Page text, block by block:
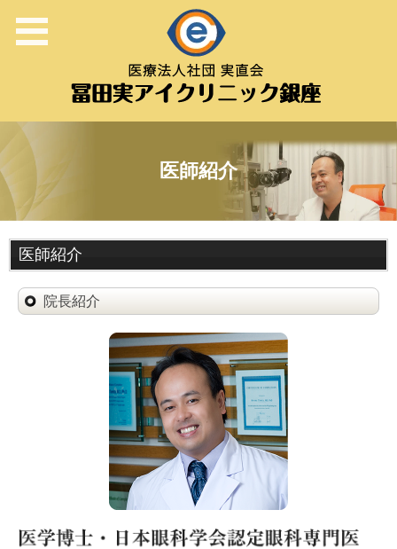
医師紹介
医師紹介
院長紹介